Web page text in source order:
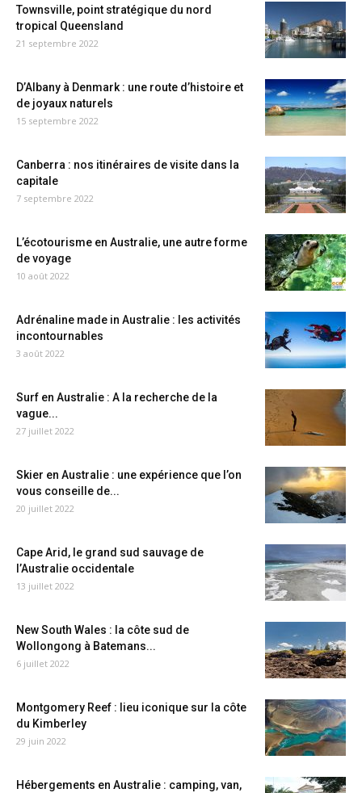
Townsville, point stratégique du nord
tropical Queensland
21 septembre 2022
D’Albany à Denmark : une route d’histoire et
de joyaux naturels
15 septembre 2022
Canberra : nos itinéraires de visite dans la
capitale
7 septembre 2022
L’écotourisme en Australie, une autre forme
de voyage
10 août 2022
Adrénaline made in Australie : les activités
incontournables
3 août 2022
Surf en Australie : A la recherche de la
vague...
27 juillet 2022
Skier en Australie : une expérience que l’on
vous conseille de...
20 juillet 2022
Cape Arid, le grand sud sauvage de
l’Australie occidentale
13 juillet 2022
New South Wales : la côte sud de
Wollongong à Batemans...
6 juillet 2022
Montgomery Reef : lieu iconique sur la côte
du Kimberley
29 juin 2022
Hébergements en Australie : camping, van,